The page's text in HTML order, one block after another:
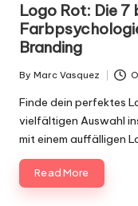
Logo Rot: Die 7
Branding
Posted
by
By Marc Vasquez
Finde dein perfektes
vielfältigen Auswahl
mit einem auffälligen
Read More